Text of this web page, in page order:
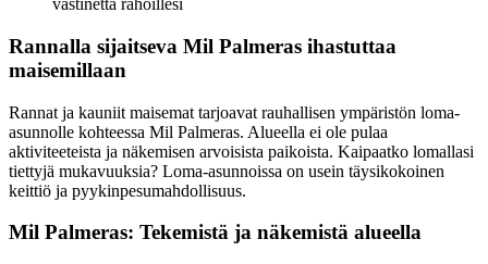
vastinetta rahoillesi
Rannalla sijaitseva Mil Palmeras ihastuttaa
maisemillaan
Rannat ja kauniit maisemat tarjoavat rauhallisen ympäristön loma-
asunnolle kohteessa Mil Palmeras. Alueella ei ole pulaa
aktiviteeteista ja näkemisen arvoisista paikoista. Kaipaatko lomallasi
tiettyjä mukavuuksia? Loma-asunnoissa on usein täysikokoinen
keittiö ja pyykinpesumahdollisuus.
Mil Palmeras: Tekemistä ja näkemistä alueella